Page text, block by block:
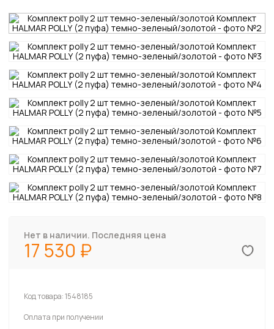
Нет в наличии. Последняя цена
17 530
Код товара:1548185
Оплата при получении